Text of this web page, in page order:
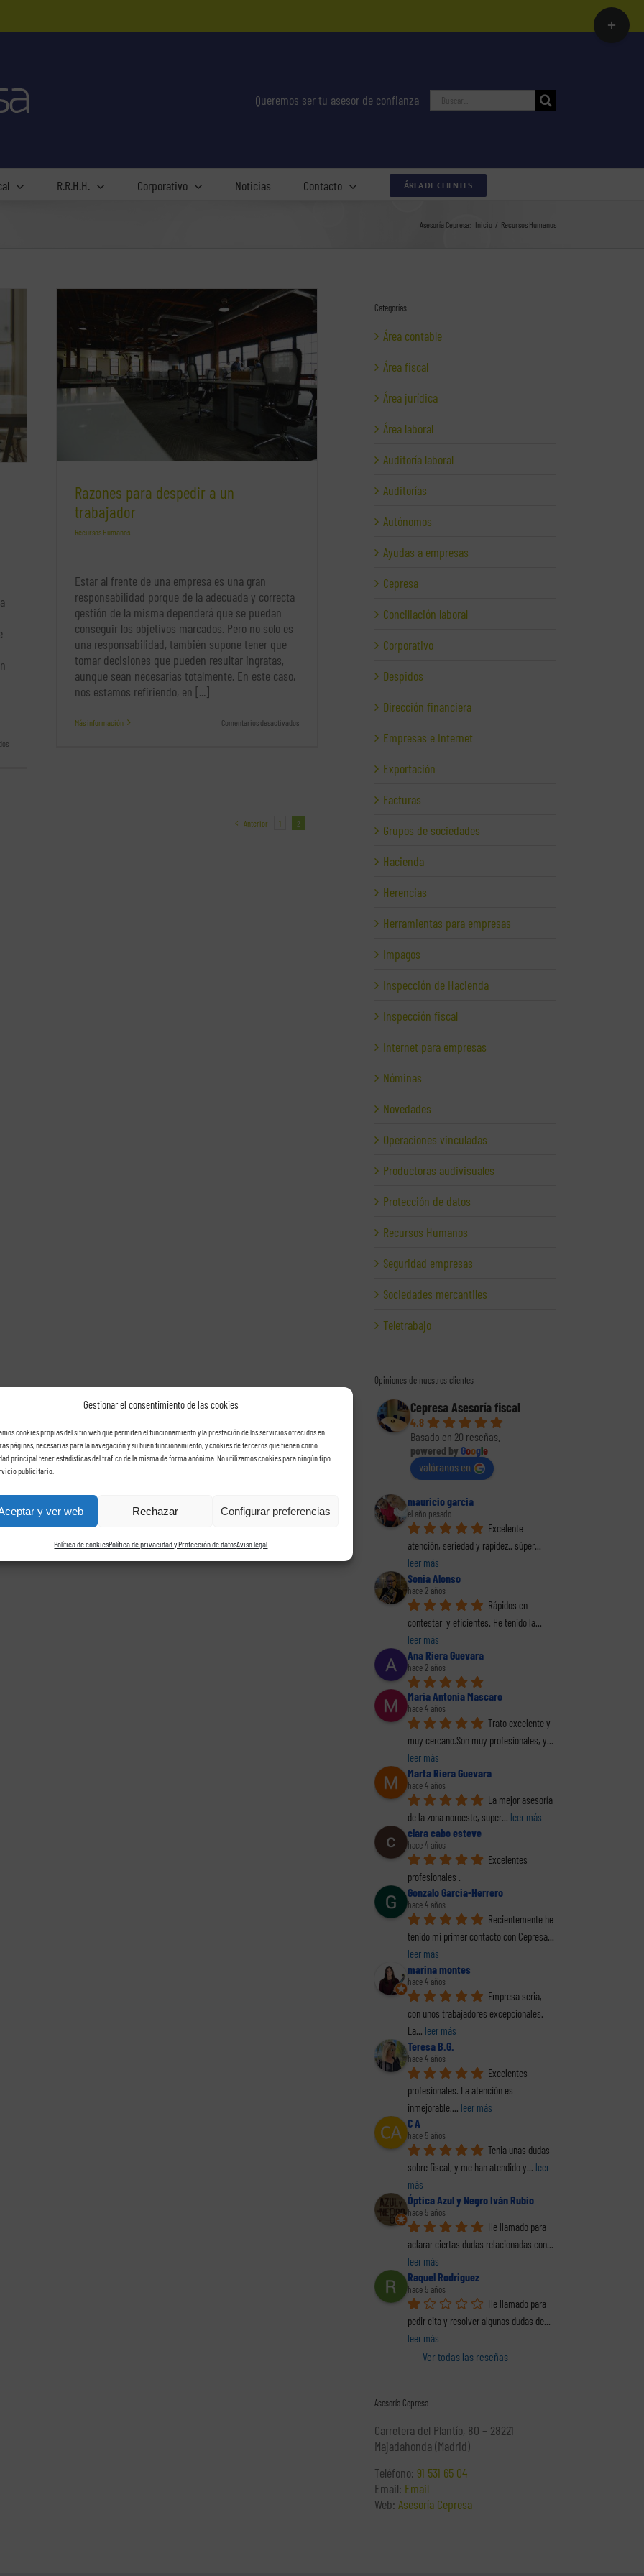
Gestionar el consentimiento de las cookies
cookies propias del sitio web que permiten el funcionamiento y la prestación de los servicios ofrecidos en
páginas, necesarias para la navegación y su buen funcionamiento, y cookies de terceros que tienen como
principal tener estadísticas del tráfico de la misma de forma anónima. No utilizamos cookies para ningún tipo
publicitario.
y ver web Rechazar Configurar preferencias
Política de cookiesPolítica de privacidad y Protección de datosAviso legal
Queremos ser tu asesor de confianza Buscar:
R.R.H.H. Corporativo Noticias Contacto ÁREA DE CLIENTES
Asesoría Cepresa: Inicio Recursos Humanos
en
Razones para despedir a un
trabajador
Recursos Humanos
Estar al frente de una empresa es una gran
responsabilidad porque de la adecuada y correcta
gestión de la misma dependerá que se puedan
conseguir los objetivos marcados. Pero no solo es
una responsabilidad, también supone tener que
tomar decisiones que pueden resultar ingratas,
aunque sean necesarias totalmente. En este caso,
nos estamos refiriendo, en [...]
Más información Comentarios desactivadosen
Anterior 1 2
Categorías
Área contable
Área fiscal
Área jurídica
Área laboral
Auditoría laboral
Auditorías
Autónomos
Ayudas a empresas
Cepresa
Conciliación laboral
Corporativo
Despidos
Dirección financiera
Empresas e Internet
Exportación
Facturas
Grupos de sociedades
Hacienda
Herencias
Herramientas para empresas
Impagos
Inspección de Hacienda
Inspección fiscal
Internet para empresas
Nóminas
Novedades
Operaciones vinculadas
Productoras audivisuales
Protección de datos
Recursos Humanos
Seguridad empresas
Sociedades mercantiles
Teletrabajo
Opiniones de nuestros clientes
Cepresa Asesoría fiscal
4.8
Basado en 20 reseñas.
powered by Google
valóranos en
mauricio garcia
el año pasado
Excelente
atención, seriedad y rapidez.. súper
leer más
Sonia Alonso
hace 2 años
Rápidos en
contestar  y eficientes. He tenido la
leer más
Ana Riera Guevara
hace 2 años
Maria Antonia Mascaro
hace 4 años
Trato excelente y
muy cercano.Son muy profesionales, y
leer más
Marta Riera Guevara
hace 4 años
La mejor asesoría
de la zona noroeste, super... leer más
clara cabo esteve
hace 4 años
Excelentes
profesionales .
Gonzalo Garcia-Herrero
hace 4 años
Recientemente he
tenido mi primer contacto con Cepresa
leer más
marina montes
hace 4 años
Empresa seria,
con unos trabajadores excepcionales.
La... leer más
Teresa B.G.
hace 4 años
Excelentes
profesionales. La atención es
inmejorable,... leer más
C A
hace 5 años
Tenia unas dudas
sobre fiscal, y me han atendido y... leer
más
Óptica Azul y Negro Iván Rubio
hace 5 años
He llamado para
aclarar ciertas dudas relacionadas con
leer más
Raquel Rodriguez
hace 5 años
He llamado para
pedir cita y resolver algunas dudas de
leer más
Ver todas las reseñas
Asesoría Cepresa
Carretera del Plantío, 80 – 28221
Majadahonda (Madrid)
Teléfono: 91 531 65 04
Email: Email
Web: Asesoría Cepresa
Toggle
Sliding